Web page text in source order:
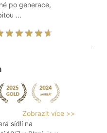
po generace,
...
Zobrazit více >>
sídlí na